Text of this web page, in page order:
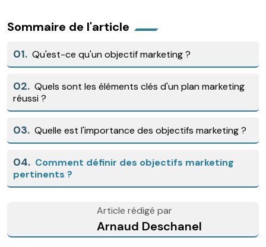
Sommaire de l'article
01. Qu'est-ce qu'un objectif marketing ?
02. Quels sont les éléments clés d'un plan marketing
réussi ?
03. Quelle est l'importance des objectifs marketing ?
04. Comment définir des objectifs marketing
pertinents ?
Article rédigé par
Arnaud Deschanel